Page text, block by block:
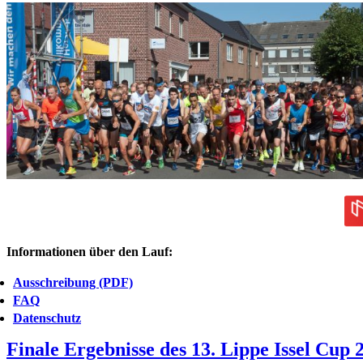
Informationen über den Lauf:
Ausschreibung (PDF)
FAQ
Datenschutz
Finale Ergebnisse des 13. Lippe Issel Cup